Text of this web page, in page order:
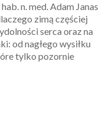
n. med. Adam Janas
zimą częściej
serca oraz na
od nagłego wysiłku
tylko pozornie